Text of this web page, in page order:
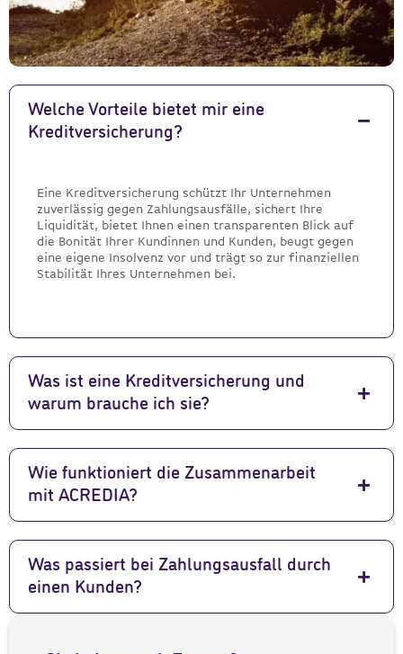
Welche Vorteile bietet mir eine
Kreditversicherung?
Eine Kreditversicherung schützt Ihr Unternehmen
zuverlässig gegen Zahlungsausfälle, sichert Ihre
Liquidität, bietet Ihnen einen transparenten Blick auf
die Bonität Ihrer Kundinnen und Kunden, beugt gegen
eine eigene Insolvenz vor und trägt so zur finanziellen
Stabilität Ihres Unternehmen bei.
Was ist eine Kreditversicherung und
warum brauche ich sie?
Wie funktioniert die Zusammenarbeit
mit ACREDIA?
Was passiert bei Zahlungsausfall durch
einen Kunden?